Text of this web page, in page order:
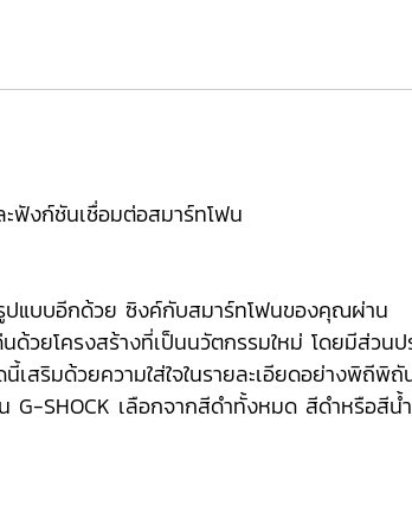
ฟังก์ชันเชื่อมต่อสมาร์ทโฟน
ปแบบอีกด้วย ซิงค์กับสมาร์ทโฟนของคุณผ่าน
ยโครงสร้างที่เป็นนวัตกรรมใหม่ โดยมีส่วนป
สริมด้วยความใส่ใจในรายละเอียดอย่างพิถีพิ
SHOCK เลือกจากสีดำทั้งหมด สีดำหรือสีน้ำ